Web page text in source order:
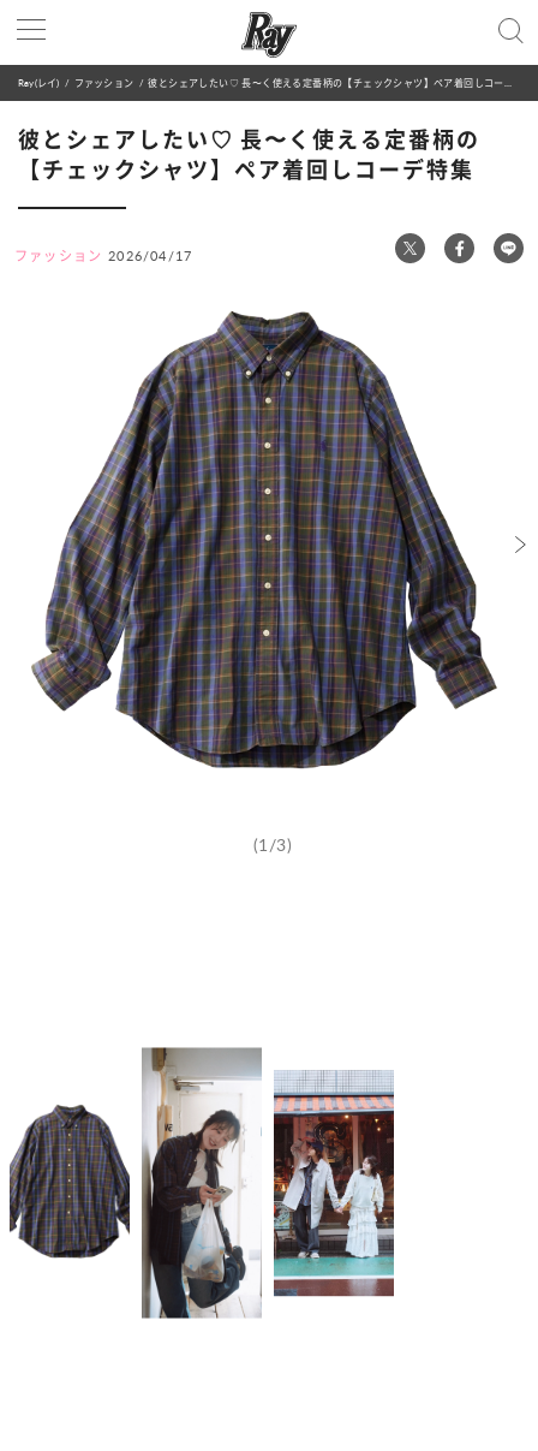
Ray(レイ) ファッション 彼とシェアしたい♡ 長〜く使える定番柄の【チェックシャツ】ペア着回しコーデ特集
彼とシェアしたい♡ 長〜く使える定番柄の
【チェックシャツ】ペア着回しコーデ特集
ファッション 2026/04/17
(1/3)